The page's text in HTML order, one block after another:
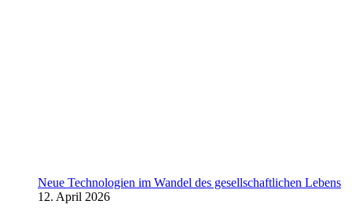
Neue Technologien im Wandel des gesellschaftlichen Lebens
12. April 2026